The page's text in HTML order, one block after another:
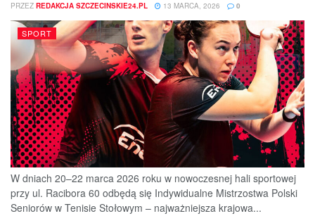
PRZEZ REDAKCJA SZCZECINSKIE24.PL 13 MARCA, 2026 0
SPORT
W dniach 20–22 marca 2026 roku w nowoczesnej hali sportowej
przy ul. Racibora 60 odbędą się Indywidualne Mistrzostwa Polski
Seniorów w Tenisie Stołowym – najważniejsza krajowa...